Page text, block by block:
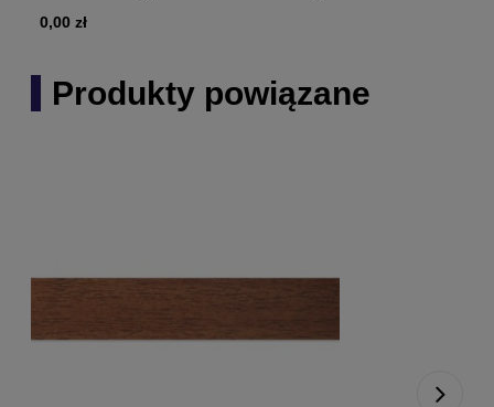
0,00 zł
Produkty powiązane